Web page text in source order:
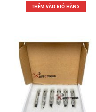
THÊM VÀO GIỎ HÀNG